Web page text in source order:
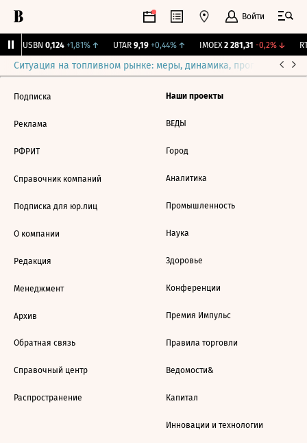
Войти
USBN 0,124 +1,81%↑ UTAR 9,19 +0,44%↑ IMOEX 2 281,31 -0,2%↓
Ситуация на топливном рынке: меры, динамика, прогнозы
Подписка
Реклама
РФРИТ
Справочник компаний
Подписка для юр.лиц
О компании
Редакция
Менеджмент
Архив
Обратная связь
Справочный центр
Распространение
Наши проекты
ВЕДЫ
Город
Аналитика
Промышленность
Наука
Здоровье
Конференции
Премия Импульс
Правила торговли
Ведомости&
Капитал
Инновации и технологии